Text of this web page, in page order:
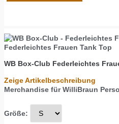
Federleichtes Frauen Tank Top
WB Box-Club Federleichtes
Zeige Artikelbeschreibung
Merchandise für WilliBraun
Größe: